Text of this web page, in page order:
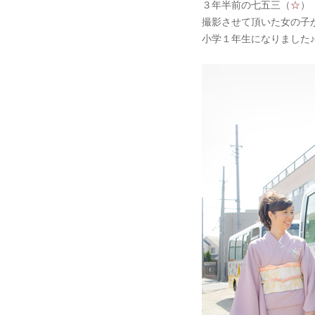
３年半前の七五三（☆）
撮影させて頂いた女の子
小学１年生になりました♪